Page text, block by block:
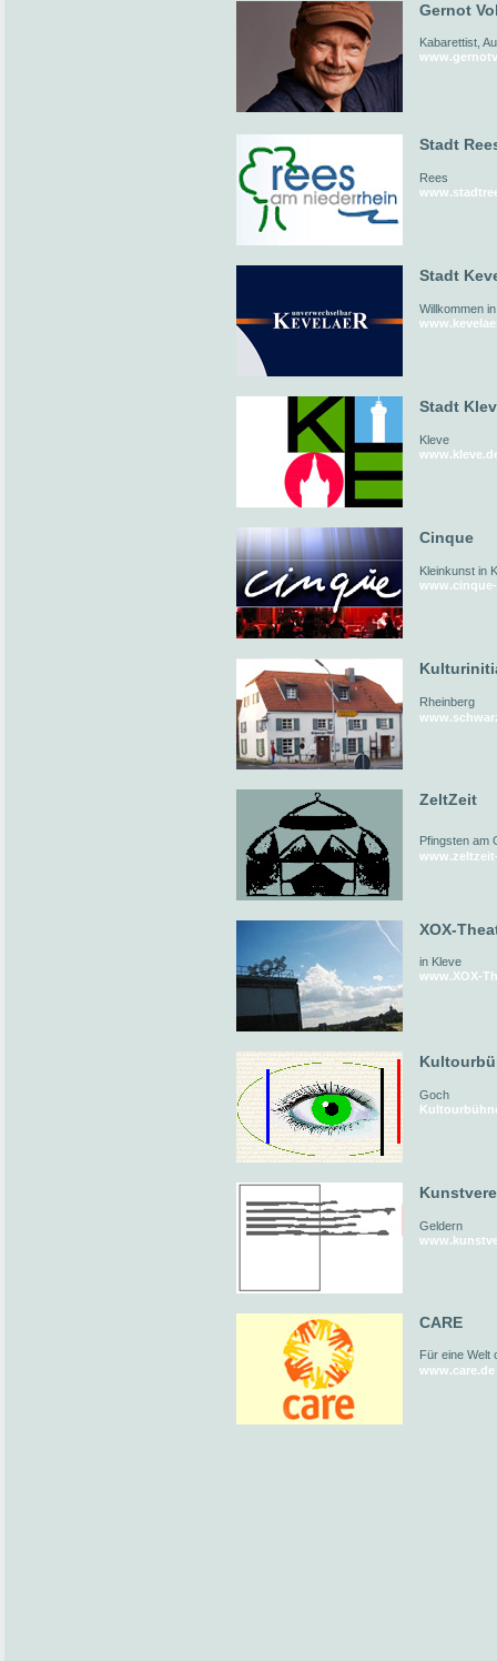
Gernot
Kabarettist,
Stadt
Rees
Stadt
Willkommen
Stadt
Kleve
Cinque
Kleinkunst in
Rheinberg
ZeltZeit
Pfingsten am
XOX-
in Kleve
www.XOX-
Goch
Geldern
CARE
Für eine Welt
www.care.de